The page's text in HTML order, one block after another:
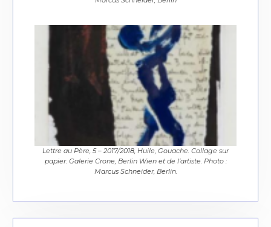
Lettre au Père, 5 – 2017/2018, Huile, Gouache. Collage sur
papier. Galerie Crone, Berlin Wien et de l’artiste. Photo :
Marcus Schneider, Berlin.